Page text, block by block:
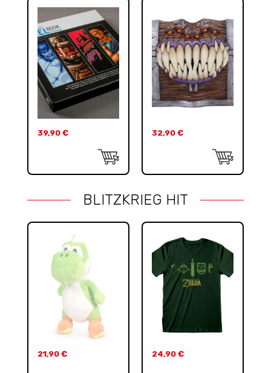
39,90 € 32,90 €
BLITZKRIEG HIT
21,90 € 24,90 €